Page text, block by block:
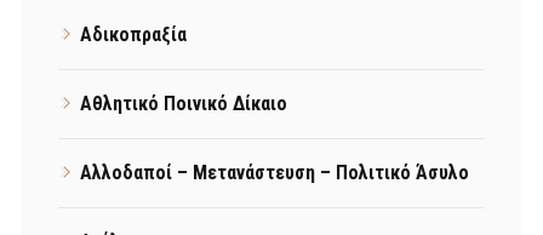
Αδικοπραξία
Αθλητικό Ποινικό Δίκαιο
Αλλοδαποί – Μετανάστευση – Πολιτικό Άσυλο